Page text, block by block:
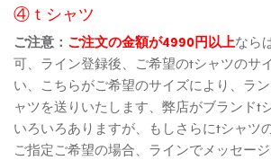
④ｔシャツ
ご注意： ご注文の金額が4990円以上なら
可、ライン登録後、ご希望のtシャツのサ
い、こちらがご希望のサイズにより、ラ
ャツを送りいたします、弊店がブランドt
いろいろありますが、もしさらにtシャツ
ご指定ご希望の場合、ラインでメッセー